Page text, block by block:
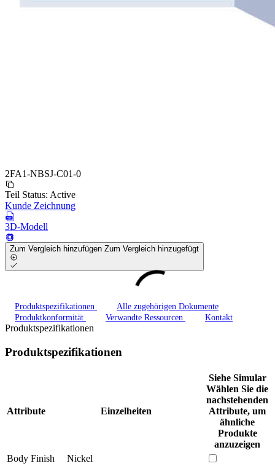
2FA1-NBSJ-C01-0
Teil Status: Active
Kunde Zeichnung
3D-Modell
Zum Vergleich hinzufügen Zum Vergleich hinzugefügt
Produktspezifikationen
Alle zugehörigen Dokumente
Produktkonformität
Verwandte Ressourcen Kontakt
Produktspezifikationen
Produktspezifikationen
Attribute Einzelheiten
Siehe Simular
Wählen Sie die
nachstehenden
Attribute, um
ähnliche
Produkte
anzuzeigen
Body Finish
Nickel